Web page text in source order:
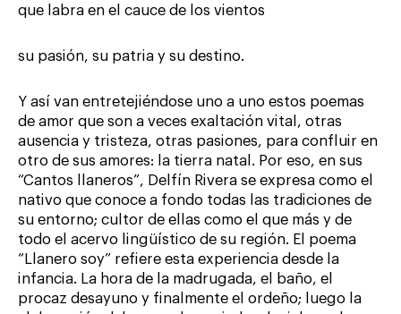
que labra en el cauce de los vientos
su pasión, su patria y su destino.
Y así van entretejiéndose uno a uno estos poemas
de amor que son a veces exaltación vital, otras
ausencia y tristeza, otras pasiones, para confluir en
otro de sus amores: la tierra natal. Por eso, en sus
“Cantos llaneros”, Delfín Rivera se expresa como el
nativo que conoce a fondo todas las tradiciones de
su entorno; cultor de ellas como el que más y de
todo el acervo lingüístico de su región. El poema
“Llanero soy” refiere esta experiencia desde la
infancia. La hora de la madrugada, el baño, el
procaz desayuno y finalmente el ordeño; luego la